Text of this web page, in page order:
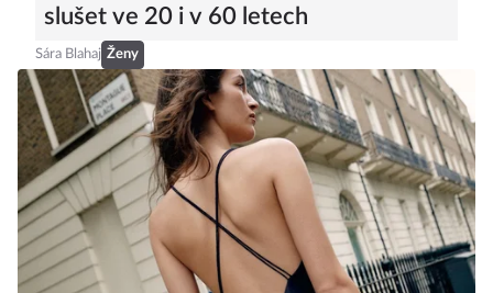
slušet ve 20 i v 60 letech
Sára Blahaj Ženy